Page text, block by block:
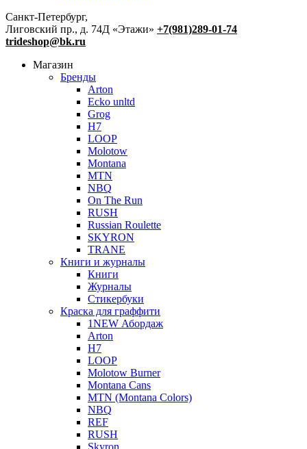
Санкт-Петербург,
Лиговский пр., д. 74Д «Этажи» +7(981)289-01-74
trideshop@bk.ru
Магазин
Бренды
Arton
Ecko unltd
Grog
H7
LOOP
Molotow
Montana
MTN
NBQ
On The Run
RUSH
Russian Roulette
SKYRON
TRANE
Книги и журналы
Книги
Журналы
Стикербуки
Краска для граффити
1NEW Абордаж
Arton
H7
LOOP
Molotow Burner
Montana Cans
MTN (Montana Colors)
NBQ
REF
RUSH
Skyron